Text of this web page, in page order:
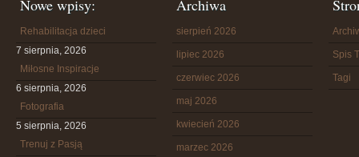
Nowe wpisy:
Rehabilitacja dzieci
7 sierpnia, 2026
Miłosne Inspiracje
6 sierpnia, 2026
Fotografia
5 sierpnia, 2026
Trenuj z Pasją
Archiwa
sierpień 2026
lipiec 2026
czerwiec 2026
maj 2026
kwiecień 2026
marzec 2026
Spis
Tagi